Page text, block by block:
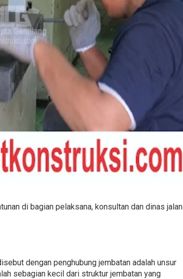
di bagian pelaksana, konsultan dan dinas jalan
dengan penghubung jembatan adalah unsur
sebagian kecil dari struktur jembatan yang